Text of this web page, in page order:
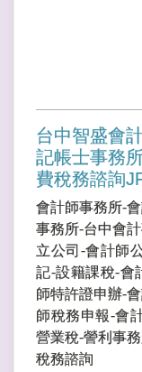
台中智盛會
記帳士事務
費稅務諮詢
會計師事務所-
事務所-台中會
立公司-會計師
記-設籍課稅-會
師特許證申辦-
師稅務申報-會
營業稅-謍利事
稅務諮詢